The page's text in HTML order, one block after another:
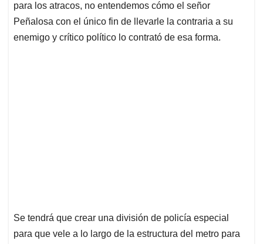
para los atracos, no entendemos cómo el señor
Peñalosa con el único fin de llevarle la contraria a su
enemigo y crítico político lo contrató de esa forma.
Se tendrá que crear una división de policía especial
para que vele a lo largo de la estructura del metro para